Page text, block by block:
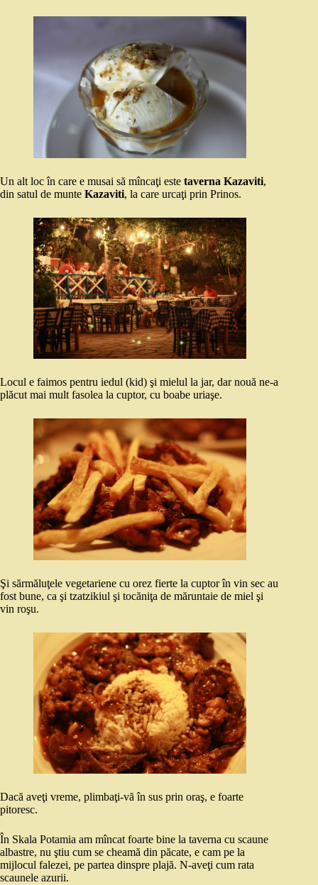
Un alt loc în care e musai să mîncaţi este taverna Kazaviti,
din satul de munte Kazaviti, la care urcaţi prin Prinos.
Locul e faimos pentru iedul (kid) şi mielul la jar, dar nouă ne-a
plăcut mai mult fasolea la cuptor, cu boabe uriaşe.
Şi sărmăluţele vegetariene cu orez fierte la cuptor în vin sec au
fost bune, ca şi tzatzikiul şi tocăniţa de măruntaie de miel şi
vin roşu.
Dacă aveţi vreme, plimbaţi-vă în sus prin oraş, e foarte
pitoresc.
În Skala Potamia am mîncat foarte bine la taverna cu scaune
albastre, nu ştiu cum se cheamă din păcate, e cam pe la
mijlocul falezei, pe partea dinspre plajă. N-aveţi cum rata
scaunele azurii.